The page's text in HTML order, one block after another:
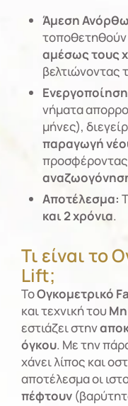
Άμεση
αμέσως τους
βελτιώνοντας
νήματα
μήνες),
παραγωγή
προσφέροντας
Αποτέλεσμα:
και 2 χρόνια.
Τι είναι το
Lift;
ΤοΟγκομετρικό
και τεχνική του Μη
εστιάζει στην
όγκου. Με την
χάνει λίπος και
αποτέλεσμα οι
πέφτουν